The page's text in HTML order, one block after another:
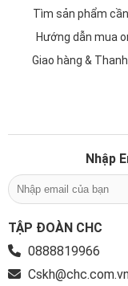
Tìm sản phẩm
Hướng dẫn mua
Giao hàng &
Nhập
TẬP ĐOÀN CHC
0888819966